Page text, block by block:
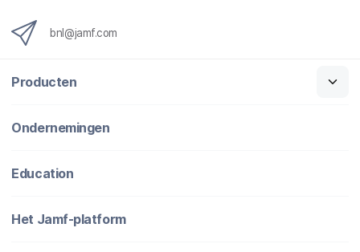
bnl@jamf.com
Producten
Ondernemingen
Education
Het Jamf-platform